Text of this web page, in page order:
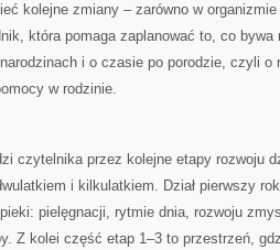
kolejne zmiany – zarówno w
która pomaga zaplanować to, co bywa
i o czasie po porodzie, czyli o
w rodzinie.
czytelnika przez kolejne etapy rozwoju
i kilkulatkiem. Dział pierwszy
pielęgnacji, rytmie dnia, rozwoju
Z kolei część etap 1–3 to przestrzeń,